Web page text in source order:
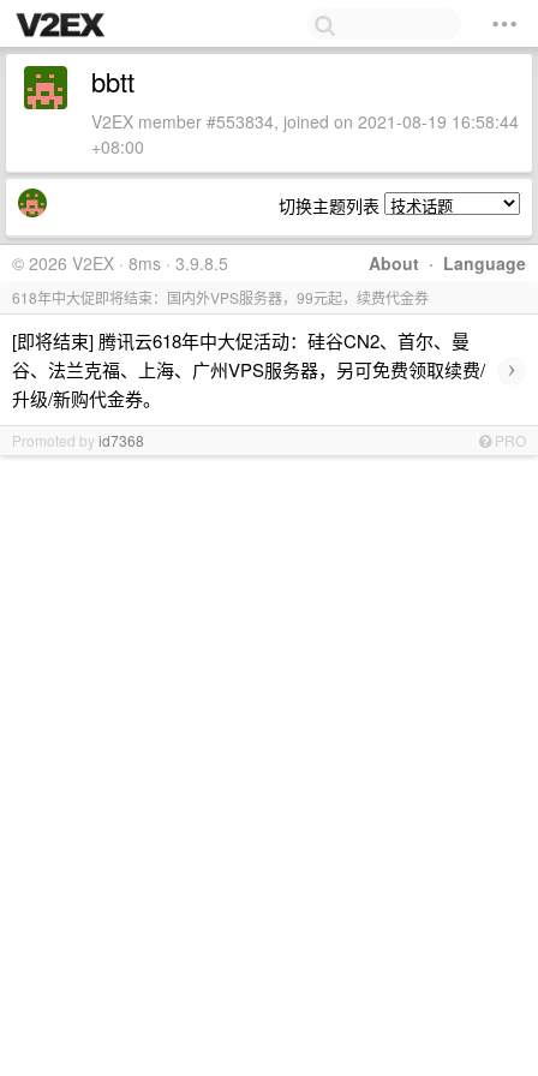
bbtt
V2EX member #553834, joined on 2021-08-19 16:58:44
+08:00
切换主题列表
About · Language
© 2026 V2EX · 8ms · 3.9.8.5
618年中大促即将结束：国内外VPS服务器，99元起，续费代金券
[即将结束] 腾讯云618年中大促活动：硅谷CN2、首尔、曼
谷、法兰克福、上海、广州VPS服务器，另可免费领取续费/
升级/新购代金券。
›
Promoted byid7368 PRO